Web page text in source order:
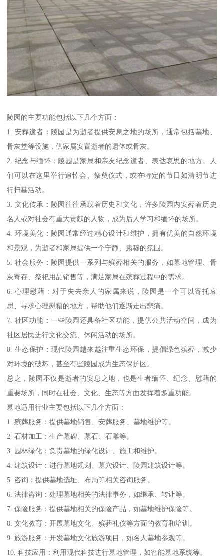
陵园的主要功能包括以下几个方面：
1. 安葬逝者：陵园是为逝者提供安息之地的场所，通常包括墓地、
骨灰堂等设施，供家属安置逝者的遗体或骨灰。
2. 纪念与缅怀：陵园是家属和亲友纪念逝者、表达哀思的地方。人
们可以在这里举行追悼会、祭奠仪式，或在特定的节日如清明节进
行扫墓活动。
3. 文化传承：陵园往往承载着历史和文化，许多陵园内安葬着历史
名人或对社会有重大贡献的人物，成为后人学习和缅怀的场所。
4. 环境美化：陵园通常经过精心设计和维护，拥有优美的自然环境
和景观，为逝者和家属提供一个宁静、肃穆的氛围。
5. 社会服务：陵园提供一系列与殡葬相关的服务，如墓地管理、骨
灰寄存、祭祀用品销售等，满足家属在殡葬过程中的需求。
6. 心理慰藉：对于失去亲人的家属来说，陵园是一个可以寄托哀
思、寻求心理慰藉的地方，帮助他们逐渐走出悲痛。
7. 社区功能：一些陵园还具备社区功能，提供公共活动空间，成为
社区居民进行文化交流、休闲活动的场所。
8. 生态保护：现代陵园越来越注重生态环保，提倡绿色殡葬，减少
对环境的破坏，甚至有些陵园成为生态保护区。
总之，陵园不仅是逝者的安息之地，也是生者缅怀、纪念、慰藉的
重要场所，同时在社会、文化、生态等方面发挥着多重功能。
墓地适用行业主要包括以下几个方面：
1. 殡葬服务：提供墓地销售、安葬服务、墓地维护等。
2. 石材加工：生产墓碑、墓石、石雕等。
3. 园林绿化：负责墓地的绿化设计、施工和维护。
4. 建筑设计：进行墓地规划、墓穴设计、陵园建筑设计等。
5. 咨询：提供墓地选址、布局等相关咨询服务。
6. 法律咨询：处理墓地相关的法律事务，如继承、转让等。
7. 保险服务：提供墓地相关的保险产品，如墓地维护保险等。
8. 文化教育：开展墓地文化、殡葬礼仪等方面的教育和培训。
9. 旅游服务：开发墓地文化旅游项目，如名人墓地参观等。
10. 科技应用：利用现代科技进行墓地管理，如智能墓地系统等。